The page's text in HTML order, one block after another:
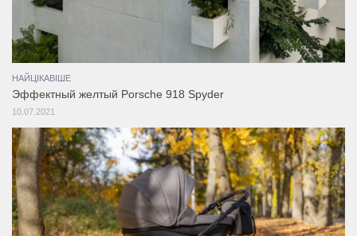
НАЙЦІКАВІШЕ
Эффектный желтый Porsche 918 Spyder
10.07.2021